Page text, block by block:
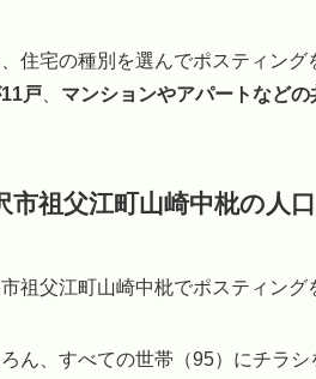
、住宅の種別を選んでポスティン
戸
マンションやアパートなど
市祖父江町山崎中枇の人
祖父江町山崎中枇でポスティン
ろん、すべての世帯（95）にチラ